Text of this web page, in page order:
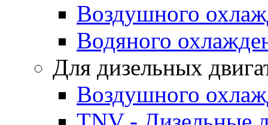
Воздушного
Водяного
Для дизельных
Воздушного